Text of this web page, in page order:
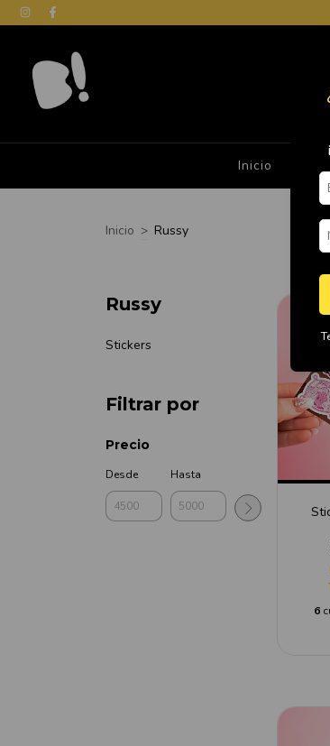
Inicio
Inicio > Russy
Russy
Stickers
Filtrar por
Precio
Desde Hasta
6